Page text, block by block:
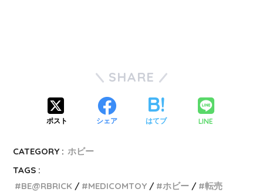
SHARE
ポスト シェア はてブ LINE
CATEGORY : ホビー
TAGS :
BE@RBRICK
MEDICOMTOY ホビー 転売